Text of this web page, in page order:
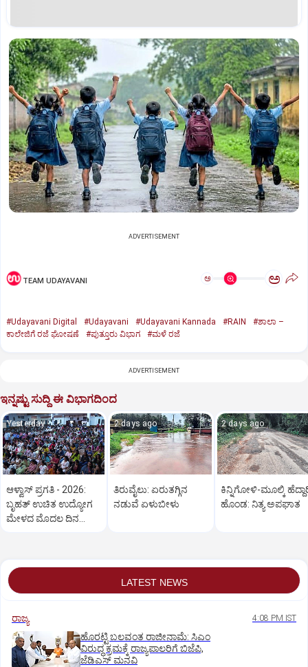
ADVERTISEMENT
TEAM UDAYAVANI ಅ ಅ
#Udayavani Digital #Udayavani #Udayavani Kannada #RAIN
#ಶಾಲಾ –
ಕಾಲೇಜಿಗೆ ರಜೆ ಘೋಷಣೆ
#ಪುತ್ತೂರು ವಿಭಾಗ #ಮಳೆ ರಜೆ
ADVERTISEMENT
ಇನ್ನಷ್ಟು ಸುದ್ದಿ ಈ ವಿಭಾಗದಿಂದ
Yesterday
ಆಳ್ವಾಸ್‌ ಪ್ರಗತಿ - 2026:
ಬೃಹತ್ ಉಚಿತ ಉದ್ಯೋಗ
ಮೇಳದ ಮೊದಲ ದಿನ
2 days ago
ತಿರುವೈಲು: ಏರುತಗ್ಗಿನ
ನಡುವೆ ಏಳುಬೀಳು
2 days ago
ಕಿನ್ನಿಗೋಳಿ-ಮೂಲ್ಕಿ
ಹೊಂಡ: ನಿತ್ಯ ಅಪಘಾತ
LATEST NEWS
ರಾಜ್ಯ 4:08 PM IST
ಹೊರಟ್ಟಿ ಬಲವಂತ ರಾಜೀನಾಮೆ: ಸಿಎಂ
ವಿರುದ್ಧ ಕ್ರಮಕ್ಕೆ ರಾಜ್ಯಪಾಲರಿಗೆ ಬಿಜೆಪಿ,
ಜೆಡಿಎಸ್ ಮನವಿ